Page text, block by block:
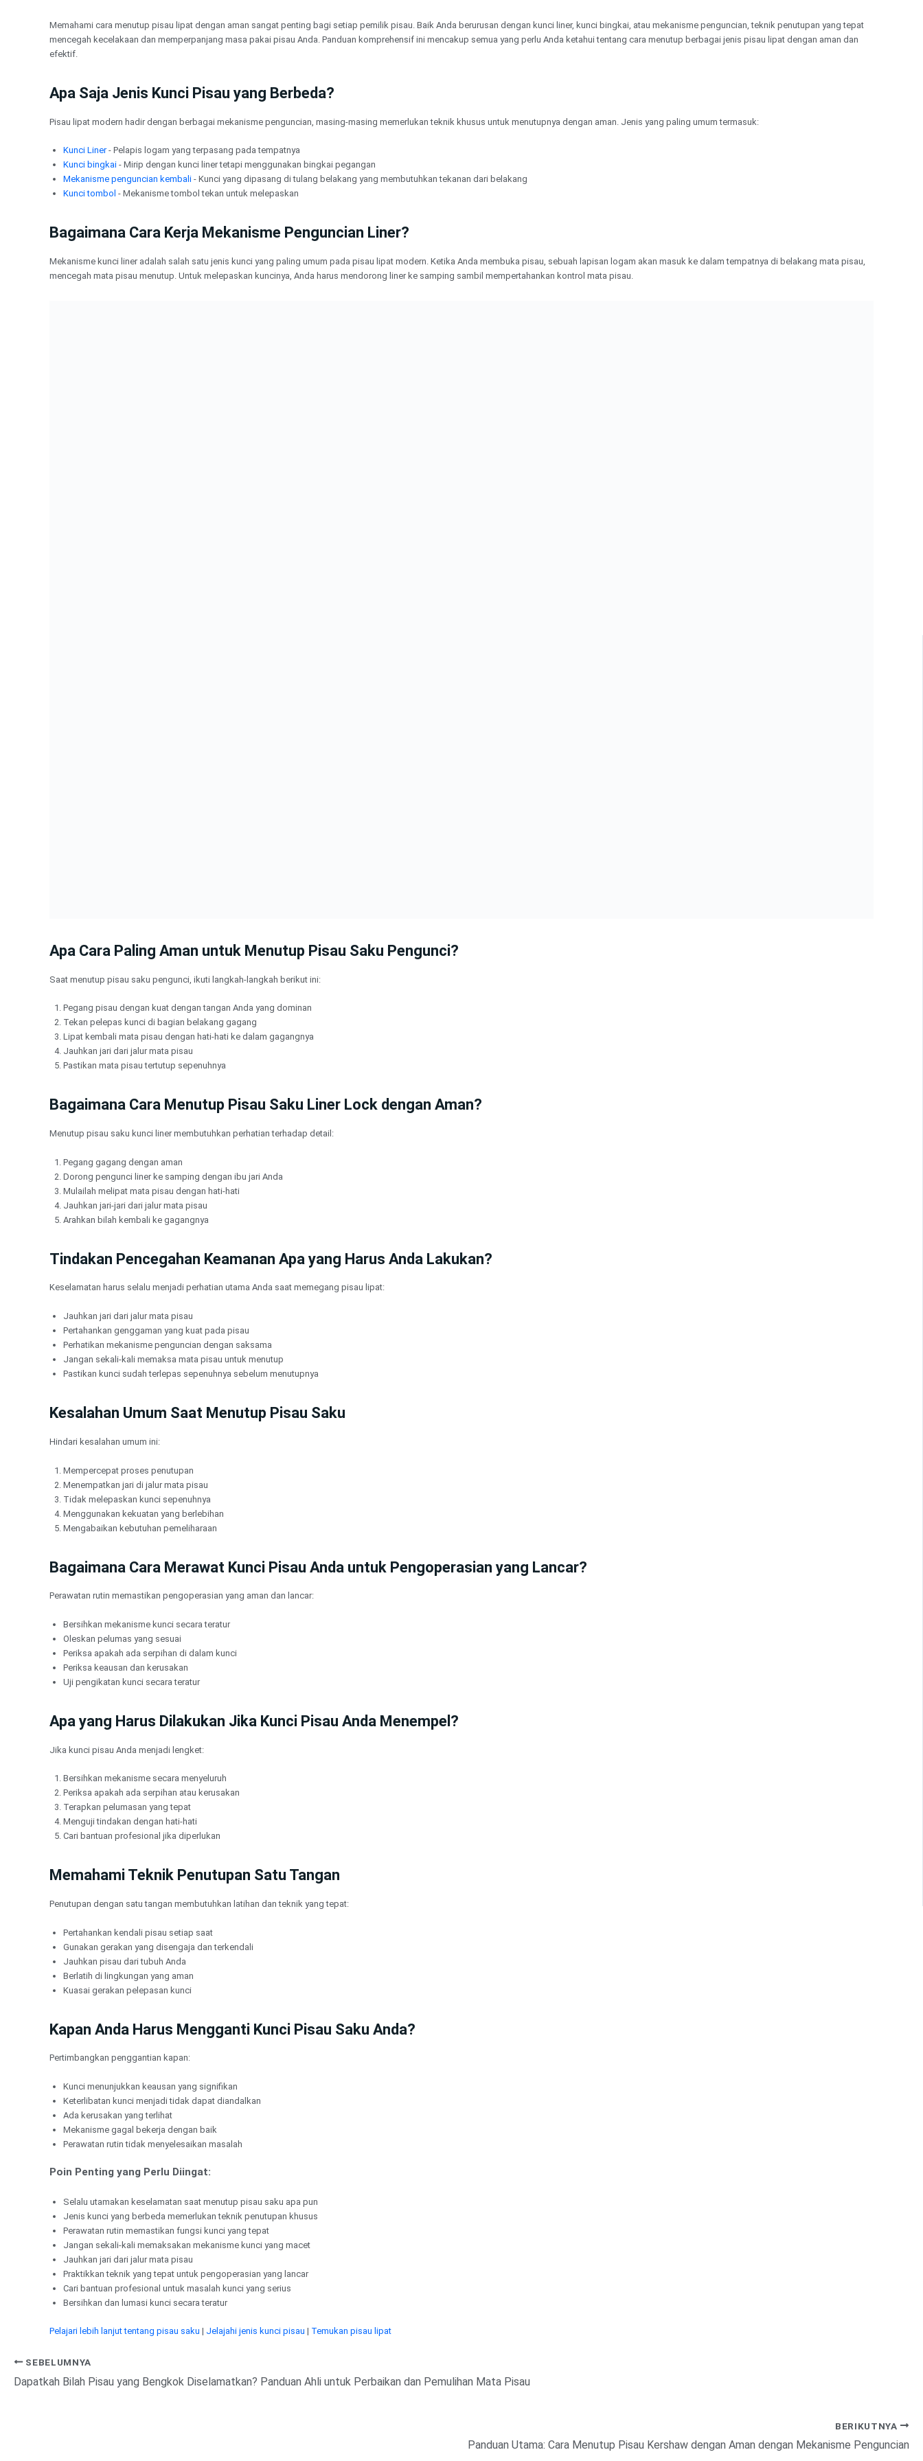
Memahami cara menutup pisau lipat dengan aman sangat penting bagi setiap pemilik pisau. Baik Anda berurusan dengan kunci liner, kunci bingkai, atau mekanisme penguncian, teknik penutupan yang tepat
mencegah kecelakaan dan memperpanjang masa pakai pisau Anda. Panduan komprehensif ini mencakup semua yang perlu Anda ketahui tentang cara menutup berbagai jenis pisau lipat dengan aman dan
efektif.
Apa Saja Jenis Kunci Pisau yang Berbeda?
Pisau lipat modern hadir dengan berbagai mekanisme penguncian, masing-masing memerlukan teknik khusus untuk menutupnya dengan aman. Jenis yang paling umum termasuk:
Kunci Liner- Pelapis logam yang terpasang pada tempatnya
Kunci bingkai - Mirip dengan kunci liner tetapi menggunakan bingkai pegangan
Mekanisme penguncian kembali - Kunci yang dipasang di tulang belakang yang membutuhkan tekanan dari belakang
Kunci tombol - Mekanisme tombol tekan untuk melepaskan
Bagaimana Cara Kerja Mekanisme Penguncian Liner?
Mekanisme kunci liner adalah salah satu jenis kunci yang paling umum pada pisau lipat modern. Ketika Anda membuka pisau, sebuah lapisan logam akan masuk ke dalam tempatnya di belakang mata pisau,
mencegah mata pisau menutup. Untuk melepaskan kuncinya, Anda harus mendorong liner ke samping sambil mempertahankan kontrol mata pisau.
Apa Cara Paling Aman untuk Menutup Pisau Saku Pengunci?
Saat menutup pisau saku pengunci, ikuti langkah-langkah berikut ini:
Pegang pisau dengan kuat dengan tangan Anda yang dominan
Tekan pelepas kunci di bagian belakang gagang
Lipat kembali mata pisau dengan hati-hati ke dalam gagangnya
Jauhkan jari dari jalur mata pisau
Pastikan mata pisau tertutup sepenuhnya
Bagaimana Cara Menutup Pisau Saku Liner Lock dengan Aman?
Menutup pisau saku kunci liner membutuhkan perhatian terhadap detail:
Pegang gagang dengan aman
Dorong pengunci liner ke samping dengan ibu jari Anda
Mulailah melipat mata pisau dengan hati-hati
Jauhkan jari-jari dari jalur mata pisau
Arahkan bilah kembali ke gagangnya
Tindakan Pencegahan Keamanan Apa yang Harus Anda Lakukan?
Keselamatan harus selalu menjadi perhatian utama Anda saat memegang pisau lipat:
Jauhkan jari dari jalur mata pisau
Pertahankan genggaman yang kuat pada pisau
Perhatikan mekanisme penguncian dengan saksama
Jangan sekali-kali memaksa mata pisau untuk menutup
Pastikan kunci sudah terlepas sepenuhnya sebelum menutupnya
Kesalahan Umum Saat Menutup Pisau Saku
Hindari kesalahan umum ini:
Mempercepat proses penutupan
Menempatkan jari di jalur mata pisau
Tidak melepaskan kunci sepenuhnya
Menggunakan kekuatan yang berlebihan
Mengabaikan kebutuhan pemeliharaan
Bagaimana Cara Merawat Kunci Pisau Anda untuk Pengoperasian yang Lancar?
Perawatan rutin memastikan pengoperasian yang aman dan lancar:
Bersihkan mekanisme kunci secara teratur
Oleskan pelumas yang sesuai
Periksa apakah ada serpihan di dalam kunci
Periksa keausan dan kerusakan
Uji pengikatan kunci secara teratur
Apa yang Harus Dilakukan Jika Kunci Pisau Anda Menempel?
Jika kunci pisau Anda menjadi lengket:
Bersihkan mekanisme secara menyeluruh
Periksa apakah ada serpihan atau kerusakan
Terapkan pelumasan yang tepat
Menguji tindakan dengan hati-hati
Cari bantuan profesional jika diperlukan
Memahami Teknik Penutupan Satu Tangan
Penutupan dengan satu tangan membutuhkan latihan dan teknik yang tepat:
Pertahankan kendali pisau setiap saat
Gunakan gerakan yang disengaja dan terkendali
Jauhkan pisau dari tubuh Anda
Berlatih di lingkungan yang aman
Kuasai gerakan pelepasan kunci
Kapan Anda Harus Mengganti Kunci Pisau Saku Anda?
Pertimbangkan penggantian kapan:
Kunci menunjukkan keausan yang signifikan
Keterlibatan kunci menjadi tidak dapat diandalkan
Ada kerusakan yang terlihat
Mekanisme gagal bekerja dengan baik
Perawatan rutin tidak menyelesaikan masalah
Poin Penting yang Perlu Diingat:
Selalu utamakan keselamatan saat menutup pisau saku apa pun
Jenis kunci yang berbeda memerlukan teknik penutupan khusus
Perawatan rutin memastikan fungsi kunci yang tepat
Jangan sekali-kali memaksakan mekanisme kunci yang macet
Jauhkan jari dari jalur mata pisau
Praktikkan teknik yang tepat untuk pengoperasian yang lancar
Cari bantuan profesional untuk masalah kunci yang serius
Bersihkan dan lumasi kunci secara teratur
Pelajari lebih lanjut tentang pisau saku | Jelajahi jenis kunci pisau | Temukan pisau lipat
SEBELUMNYA
Dapatkah Bilah Pisau yang Bengkok Diselamatkan? Panduan Ahli untuk Perbaikan dan Pemulihan Mata Pisau
BERIKUTNYA
Panduan Utama: Cara Menutup Pisau Kershaw dengan Aman dengan Mekanisme Penguncian